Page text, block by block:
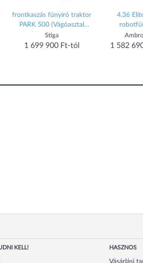
frontkaszás fűnyíró traktor
PARK 500 (Vágóasztal
nélkül) (2F6120545_ST2)
Stiga
1 699 900 Ft-tól
4.36
1 582
KELL! HASZNOS